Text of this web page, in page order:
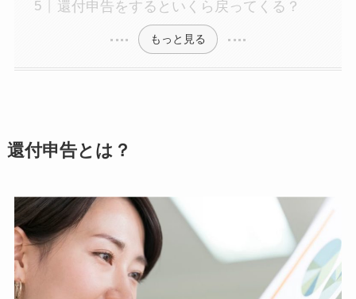
還付申告をするといくら戻ってくる？
もっと見る
還付申告とは？